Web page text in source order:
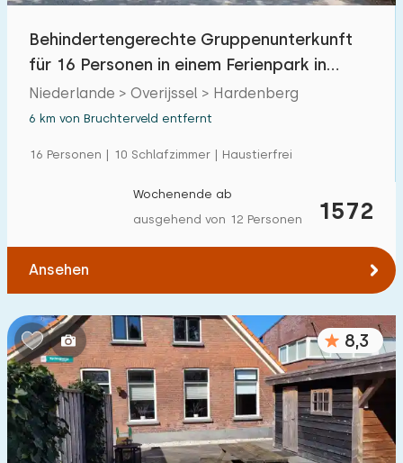
Zugänglichkeit
Eingeschränkte Mobilität
Behindertengerechte Gruppenunterkunft
für 16 Personen in einem Ferienpark in
Hardenberg
Niederlande > Overijssel > Hardenberg
6 km von Bruchterveld entfernt
16 Personen | 10 Schlafzimmer | Haustierfrei
1572
Wochenende ab
ausgehend von 12 Personen
Ansehen
8,3